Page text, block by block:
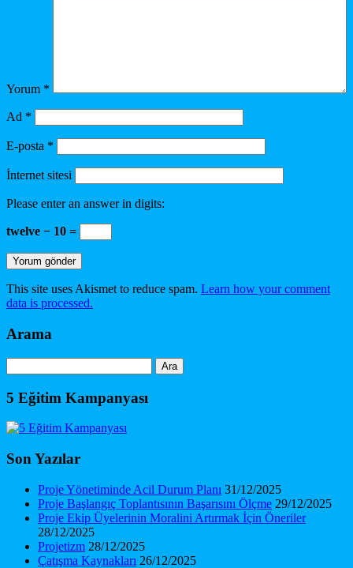
Yorum *
Ad *
E-posta *
İnternet sitesi
Please enter an answer in digits:
twelve − 10 =
This site uses Akismet to reduce spam. Learn how your comment
data is processed.
Arama
5 Eğitim Kampanyası
Son Yazılar
Proje Yönetiminde Acil Durum Planı 31/12/2025
Proje Başlangıç Toplantısının Başarısını Ölçme 29/12/2025
Proje Ekip Üyelerinin Moralini Artırmak İçin Öneriler
28/12/2025
Projetizm 28/12/2025
Çatışma Kaynakları 26/12/2025